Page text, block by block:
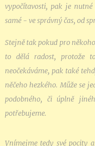
vypočítavosti, pak je
samé - ve správný čas, od
Stejně tak pokud pro
to dělá radost, protože
neočekáváme, pak také
něčeho hezkého. Může se
podobného, či úplně
potřebujeme.
Vnímejme tedy své pocity